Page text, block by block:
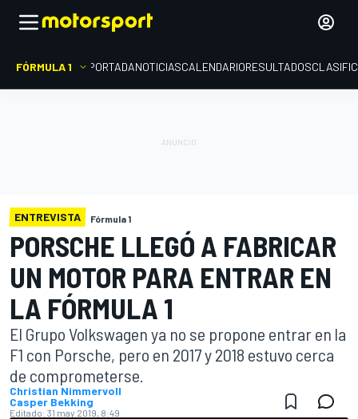
FÓRMULA 1 PORTADANOTICIASCALENDARIORESULTADOS
ENTREVISTA Fórmula 1
PORSCHE LLEGÓ A FABRICAR
UN MOTOR PARA ENTRAR EN
LA FÓRMULA 1
El Grupo Volkswagen ya no se propone entrar en la
F1 con Porsche, pero en 2017 y 2018 estuvo cerca
de comprometerse.
Christian Nimmervoll
Casper Bekking
Editado: 31 may 2019, 8:49